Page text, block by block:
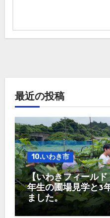
最近の投稿
10.いわき市
【いわきフィール
年生の圃場見学と3
ました。